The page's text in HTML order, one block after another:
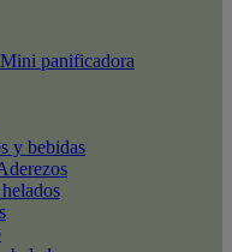
panificadora
y bebidas